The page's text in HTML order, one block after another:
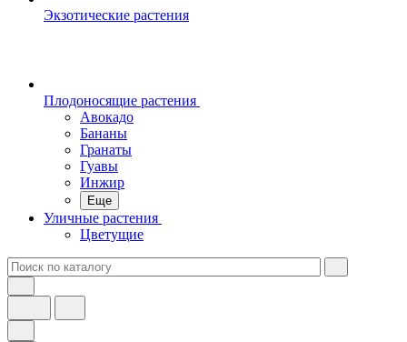
Экзотические растения
Плодоносящие растения
Авокадо
Бананы
Гранаты
Гуавы
Инжир
Еще
Уличные растения
Цветущие